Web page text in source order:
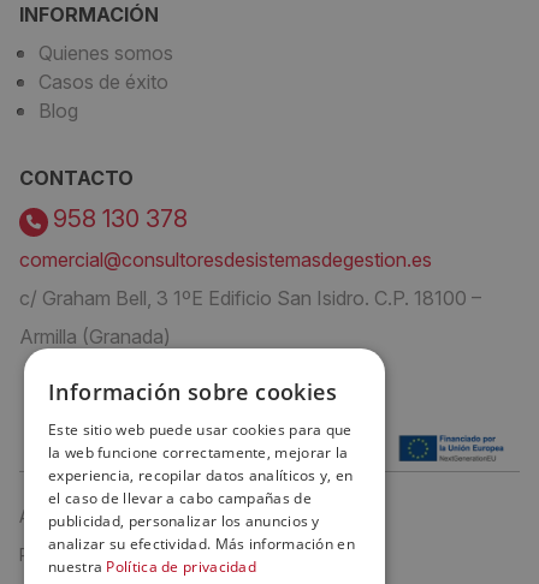
INFORMACIÓN
Quienes somos
Casos de éxito
Blog
CONTACTO
958 130 378
comercial@consultoresdesistemasdegestion.es
c/ Graham Bell, 3 1ºE Edificio San Isidro. C.P. 18100 –
Armilla (Granada)
Aviso Legal
Política de privacidad
Información sobre cookies
Este sitio web puede usar cookies para que
la web funcione correctamente, mejorar la
experiencia, recopilar datos analíticos y, en
el caso de llevar a cabo campañas de
publicidad, personalizar los anuncios y
analizar su efectividad. Más información en
nuestra Política de privacidad